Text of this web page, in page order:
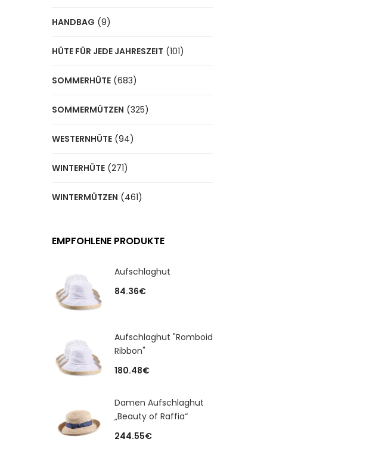
HANDBAG (9)
HÜTE FÜR JEDE JAHRESZEIT (101)
SOMMERHÜTE (683)
SOMMERMÜTZEN (325)
WESTERNHÜTE (94)
WINTERHÜTE (271)
WINTERMÜTZEN (461)
EMPFOHLENE PRODUKTE
Aufschlaghut
84.36€
Aufschlaghut "Romboid
Ribbon"
180.48€
Damen Aufschlaghut
„Beauty of Raffia“
244.55€